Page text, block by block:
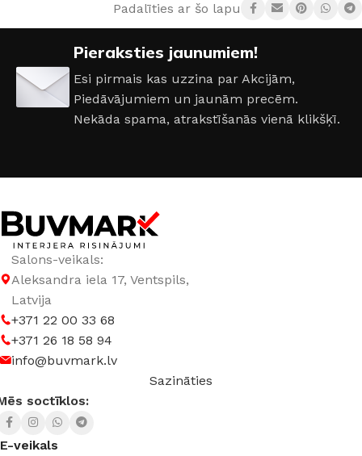
Padalīties ar šo lapu:
Pieraksties jaunumiem!
Esi pirmais kas uzzina par Akcijām,
Piedāvājumiem un jaunām precēm.
Nekāda spama, atrakstīšanās vienā klikšķī.
Salons-veikals:
Aleksandra iela 17, Ventspils,
Latvija
+371 22 00 33 68
+371 26 18 58 94
info@buvmark.lv
Sazināties
soctīklos:
E-veikals